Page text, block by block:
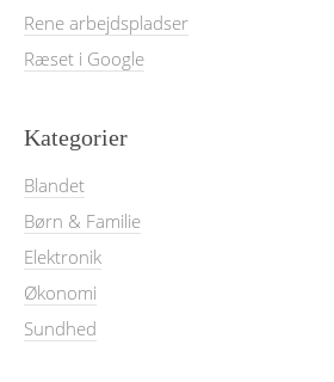
Rene arbejdspladser
Ræset i Google
Kategorier
Blandet
Børn & Familie
Elektronik
Økonomi
Sundhed